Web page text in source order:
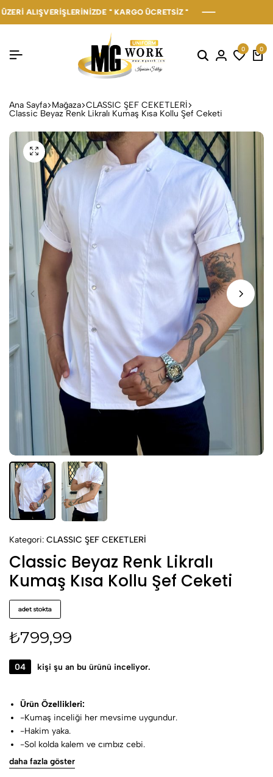
" KARGO ÜCRETSİZ "
" KARGO ÜCRETSİZ "
" KARGO ÜCRETSİZ "
0 0
Ana Sayfa Mağaza CLASSIC ŞEF CEKETLERİ
Classic Beyaz Renk Likralı Kumaş Kısa Kollu Şef Ceketi
Kategori: CLASSIC ŞEF CEKETLERİ
Classic Beyaz Renk Likralı
Kumaş Kısa Kollu Şef Ceketi
adet stokta
₺799,99
04 kişi şu an bu ürünü inceliyor.
Ürün Özellikleri:
-Kumaş inceliği her mevsime uygundur.
-Hakim yaka.
-Sol kolda kalem ve cımbız cebi.
-Lekelere karşı dayanaklı, kolay ütülenebilir kumaş.
Kumaş Özellikleri:
daha fazla göster